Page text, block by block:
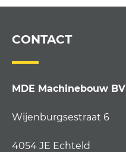
CONTACT
MDE Machinebouw BV
Wijenburgsestraat 6
4054 JE Echteld